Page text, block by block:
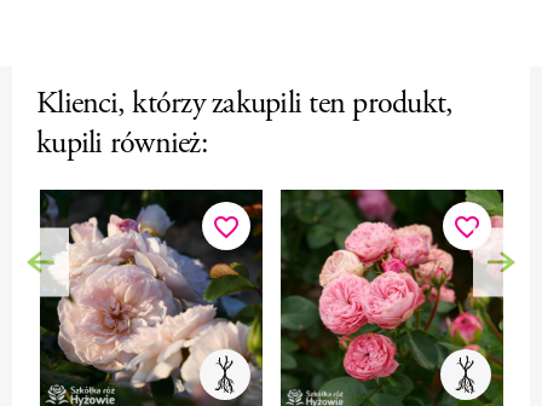
Klienci, którzy zakupili ten produkt,
kupili również:
favorite_border favorite_border
Poprzedni